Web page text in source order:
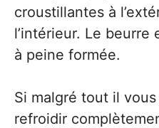
croustillantes à
l’intérieur. Le
à peine formée.
Si malgré tout il
refroidir